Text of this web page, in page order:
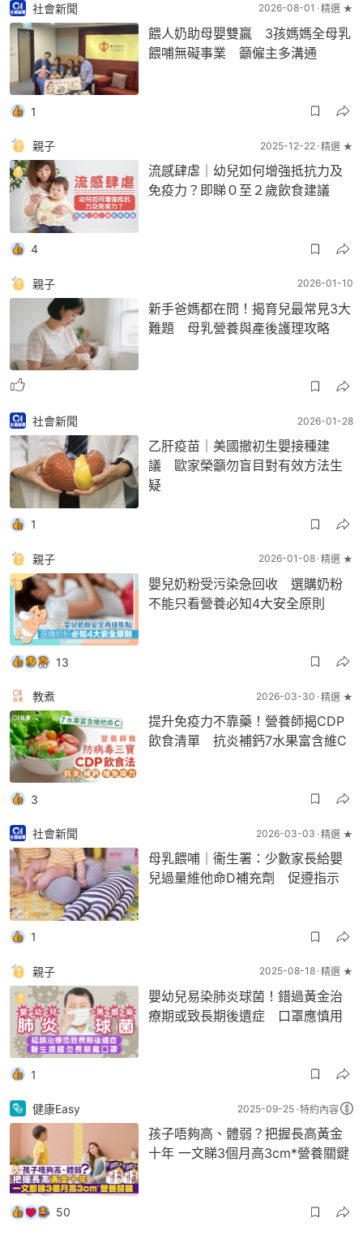
社會新聞 2026-08-01 精選 ★
餵人奶助母嬰雙贏 3孩媽媽全母乳
餵哺無礙事業 籲僱主多溝通
1
親子 2025-12-22 精選 ★
流感肆虐｜幼兒如何增強抵抗力及
免疫力？即睇０至２歲飲食建議
4
親子 2026-01-10
新手爸媽都在問！揭育兒最常見3大
難題 母乳營養與產後護理攻略
社會新聞 2026-01-28
乙肝疫苗｜美國撤初生嬰接種建
議 歐家榮籲勿盲目對有效方法生
疑
1
親子 2026-01-08 精選 ★
嬰兒奶粉受污染急回收 選購奶粉
不能只看營養必知4大安全原則
13
教煮 2026-03-30 精選 ★
提升免疫力不靠藥！營養師揭CDP
飲食清單 抗炎補鈣7水果富含維C
3
社會新聞 2026-03-03 精選 ★
母乳餵哺｜衞生署：少數家長給嬰
兒過量維他命D補充劑 促遵指示
1
親子 2025-08-18 精選 ★
嬰幼兒易染肺炎球菌！錯過黃金治
療期或致長期後遺症 口罩應慎用
1
健康Easy 2025-09-25 特約內容
孩子唔夠高、體弱？把握長高黃金
十年 一文睇3個月高3cm*營養關鍵
50